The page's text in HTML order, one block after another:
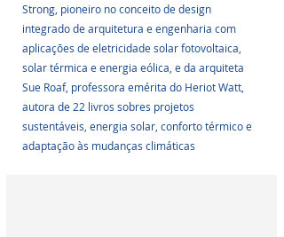
Strong, pioneiro no conceito de design
integrado de arquitetura e engenharia com
aplicações de eletricidade solar fotovoltaica,
solar térmica e energia eólica, e da arquiteta
Sue Roaf, professora emérita do Heriot Watt,
autora de 22 livros sobres projetos
sustentáveis, energia solar, conforto térmico e
adaptação às mudanças climáticas